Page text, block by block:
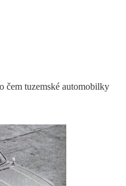
čem tuzemské automobilky